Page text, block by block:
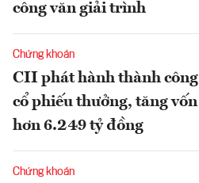
công văn giải trình
Chứng khoán
CII phát hành thành
cổ phiếu thưởng, tăng
hơn 6.249 tỷ đồng
Chứng khoán